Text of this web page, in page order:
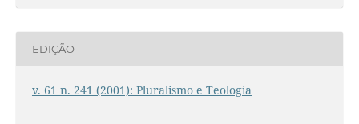
EDIÇÃO
v. 61 n. 241 (2001): Pluralismo e Teologia